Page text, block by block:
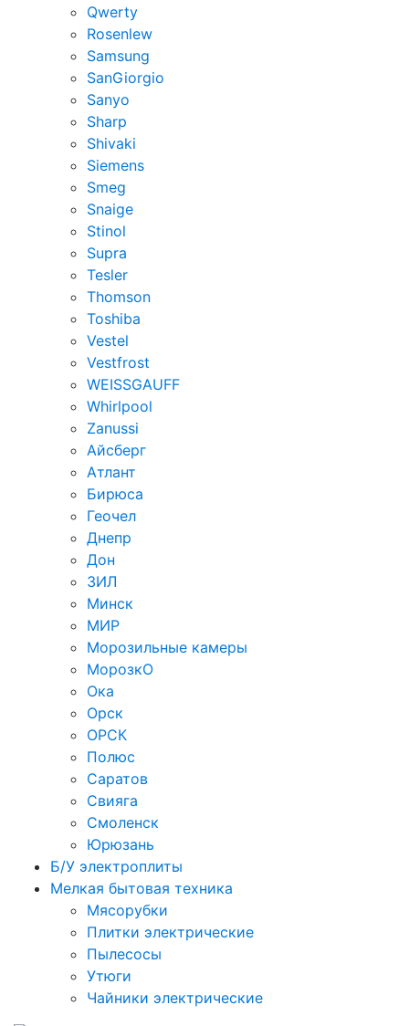
Qwerty
Rosenlew
Samsung
SanGiorgio
Sanyo
Sharp
Shivaki
Siemens
Smeg
Snaige
Stinol
Supra
Tesler
Thomson
Toshiba
Vestel
Vestfrost
WEISSGAUFF
Whirlpool
Zanussi
Айсберг
Атлант
Бирюса
Геочел
Днепр
Дон
ЗИЛ
Минск
МИР
Морозильные камеры
МорозкО
Ока
Орск
ОРСК
Полюс
Саратов
Свияга
Смоленск
Юрюзань
Б/У электроплиты
Мелкая бытовая техника
Мясорубки
Плитки электрические
Пылесосы
Утюги
Чайники электрические